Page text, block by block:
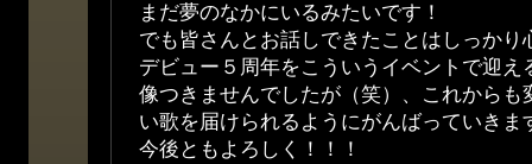
まだ夢のなかにいるみたいです！
でも皆さんとお話しできたことはしっかり
デビュー５周年をこういうイベントで迎え
像つきませんでしたが（笑）、これからも
い歌を届けられるようにがんばっていきま
今後ともよろしく！！！